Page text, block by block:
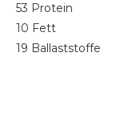
53 Protein
10 Fett
19 Ballaststoffe